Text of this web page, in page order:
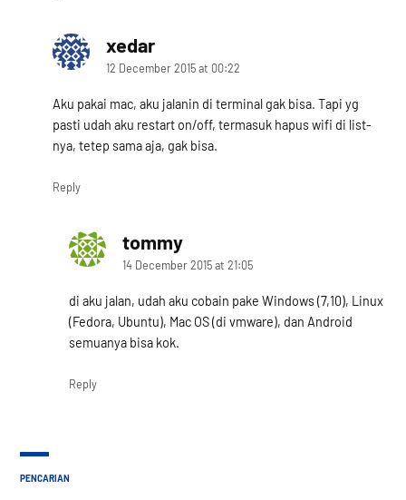
xedarsays:
12 December 2015 at 00:22
Aku pakai mac, aku jalanin di terminal gak bisa. Tapi yg
pasti udah aku restart on/off, termasuk hapus wifi di list-
nya, tetep sama aja, gak bisa.
Reply
tommysays:
14 December 2015 at 21:05
di aku jalan, udah aku cobain pake Windows (7,10), Linux
(Fedora, Ubuntu), Mac OS (di vmware), dan Android
semuanya bisa kok.
Reply
PENCARIAN